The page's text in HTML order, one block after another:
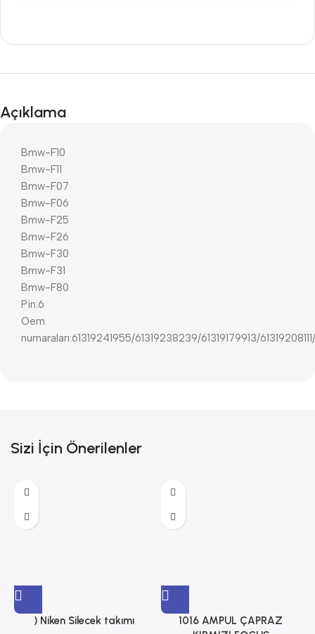
Açıklama
Bmw-F10
Bmw-F11
Bmw-F07
Bmw-F06
Bmw-F25
Bmw-F26
Bmw-F30
Bmw-F31
Bmw-F80
Pin:6
Oem
numaraları:61319241955/61319238239/61319179913/
Sizi İçin Önerilenler
) Niken Silecek takımı
1016 AMPUL ÇAPRAZ